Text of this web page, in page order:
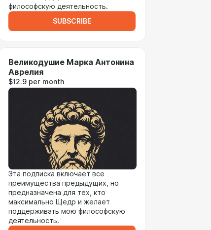
философскую деятельность.
SUBSCRIBE
Великодушие Марка Антонина
Аврелия
$12.9 per month
Эта подписка включает все
преимущества предыдущих, но
предназначена для тех, кто
максимально Щедр и желает
поддерживать мою философскую
деятельность.